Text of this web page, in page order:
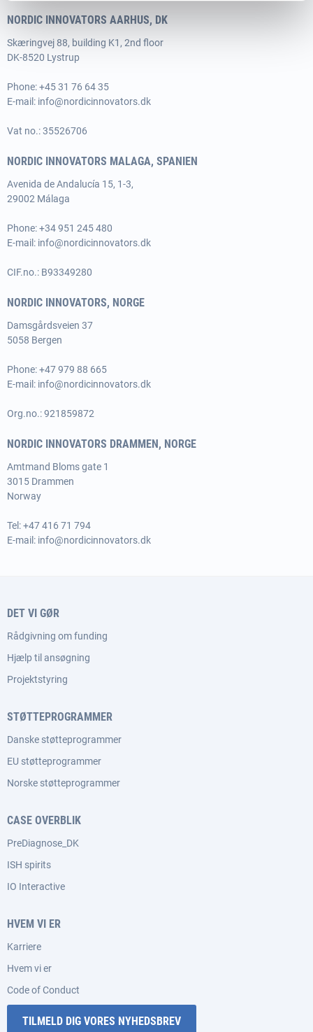
NORDIC INNOVATORS AARHUS, DK
Skæringvej 88, building K1, 2nd floor
DK-8520 Lystrup
Phone:+45 31 76 64 35
E-mail: info@nordicinnovators.dk
Vat no.: 35526706
NORDIC INNOVATORS MALAGA, SPANIEN
Avenida de Andalucía 15, 1-3,
29002 Málaga
Phone:+34 951 245 480
E-mail: info@nordicinnovators.dk
CIF.no.: B93349280
NORDIC INNOVATORS, NORGE
Damsgårdsveien 37
5058 Bergen
Phone:+47 979 88 665
E-mail: info@nordicinnovators.dk
Org.no.: 921859872
NORDIC INNOVATORS DRAMMEN, NORGE
Amtmand Bloms gate 1
3015 Drammen
Norway
Tel:+47 416 71 794
E-mail: info@nordicinnovators.dk
DET VI GØR
Rådgivning om funding
Hjælp til ansøgning
Projektstyring
STØTTEPROGRAMMER
Danske støtteprogrammer
EU støtteprogrammer
Norske støtteprogrammer
CASE OVERBLIK
PreDiagnose_DK
ISH spirits
IO Interactive
HVEM VI ER
Karriere
Hvem vi er
Code of Conduct
TILMELD DIG VORES NYHEDSBREV